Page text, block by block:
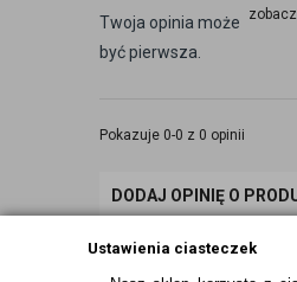
Ustawienia ciasteczek
Twoja opinia może
być pierwsza.
Pokazuje 0-0 z 0 opinii
DODAJ OPINIĘ O